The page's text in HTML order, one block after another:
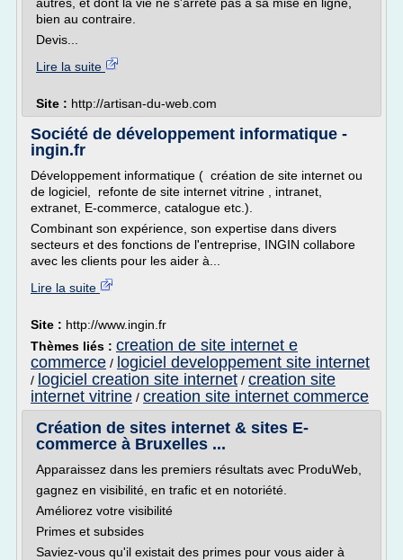
bien au contraire.
Devis...
Lire la suite
Site : http://artisan-du-web.com
Société de développement informatique -
ingin.fr
Développement informatique ( création de site internet ou
de logiciel, refonte de site internet vitrine , intranet,
extranet, E-commerce, catalogue etc.).
Combinant son expérience, son expertise dans divers
secteurs et des fonctions de l'entreprise, INGIN collabore
avec les clients pour les aider à...
Lire la suite
Site : http://www.ingin.fr
Thèmes liés : creation de site internet e
commerce / logiciel developpement site internet
/ logiciel creation site internet / creation site
internet vitrine / creation site internet commerce
Création de sites internet & sites E-
commerce à Bruxelles ...
Apparaissez dans les premiers résultats avec ProduWeb,
gagnez en visibilité, en trafic et en notoriété.
Améliorez votre visibilité
Primes et subsides
Saviez-vous qu'il existait des primes pour vous aider à